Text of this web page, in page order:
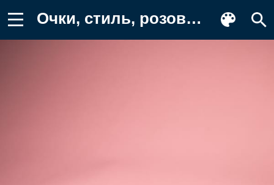
Очки, стиль, розовый Картинка